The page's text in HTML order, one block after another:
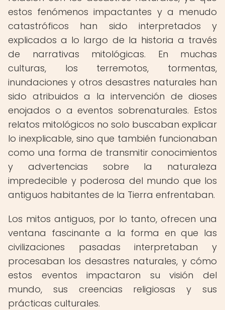
estos fenómenos impactantes y a menudo
catastróficos han sido interpretados y
explicados a lo largo de la historia a través
de narrativas mitológicas. En muchas
culturas, los terremotos, tormentas,
inundaciones y otros desastres naturales han
sido atribuidos a la intervención de dioses
enojados o a eventos sobrenaturales. Estos
relatos mitológicos no solo buscaban explicar
lo inexplicable, sino que también funcionaban
como una forma de transmitir conocimientos
y advertencias sobre la naturaleza
impredecible y poderosa del mundo que los
antiguos habitantes de la Tierra enfrentaban.
Los mitos antiguos, por lo tanto, ofrecen una
ventana fascinante a la forma en que las
civilizaciones pasadas interpretaban y
procesaban los desastres naturales, y cómo
estos eventos impactaron su visión del
mundo, sus creencias religiosas y sus
prácticas culturales.